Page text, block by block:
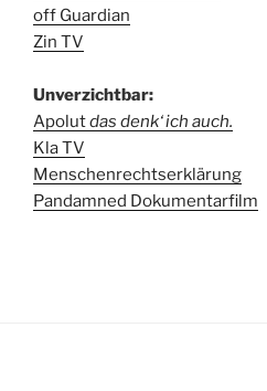
off Guardian
Zin TV
Unverzichtbar:
Apolutdas denk‘ ich auch.
Kla TV
Menschenrechtserklärung
Pandamned Dokumentarfilm